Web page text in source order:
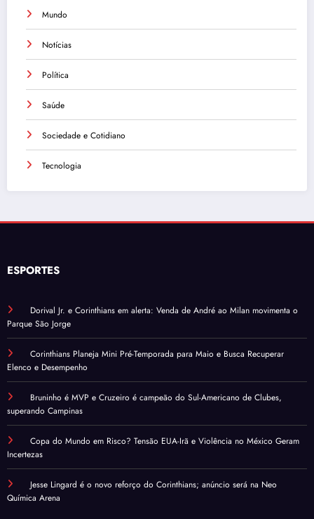
Mundo
Notícias
Política
Saúde
Sociedade e Cotidiano
Tecnologia
ESPORTES
Dorival Jr. e Corinthians em alerta: Venda de André ao Milan movimenta o
Parque São Jorge
Corinthians Planeja Mini Pré-Temporada para Maio e Busca Recuperar
Elenco e Desempenho
Bruninho é MVP e Cruzeiro é campeão do Sul-Americano de Clubes,
superando Campinas
Copa do Mundo em Risco? Tensão EUA-Irã e Violência no México Geram
Incertezas
Jesse Lingard é o novo reforço do Corinthians; anúncio será na Neo
Química Arena